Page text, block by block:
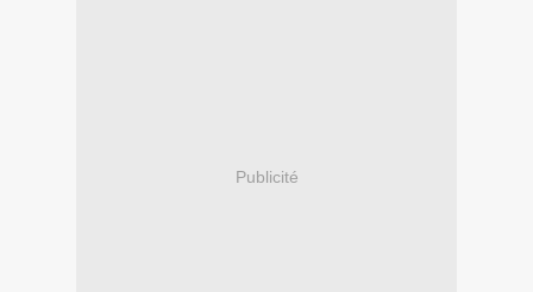
Publicité